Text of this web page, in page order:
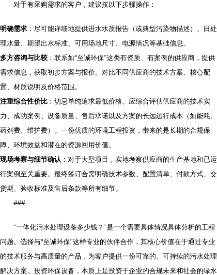
对于有采购需求的客户，建议按以下步骤操作：
明确需求 ：尽可能详细地提供进水水质报告（或典型污染物描述）、日处
理水量、期望出水标准、可用场地尺寸、电源情况等基础信息。
多方咨询与比较 ：联系如“至诚环保”这类有资质、有案例的供应商，提供
需求信息，获取初步方案与报价。对比不同供应商的技术方案、核心配
置、材质说明及价格范围。
注重综合性价比 ：切忌单纯追求最低价格。应综合评估供应商的技术实
力、成功案例、设备质量、售后承诺以及方案的长远运行成本（如能耗、
药剂费、维护费）。一份优质的环境工程投资，带来的是长期的合规保
障、环境效益和潜在的资源回用价值。
现场考察与细节确认 ：对于大型项目，实地考察供应商的生产基地和已运
行案例至关重要。最终签订合需明确技术参数、配置清单、付款方式、交
货期、验收标准及售后条款等所有细节。
###
“一体化污水处理设备多少钱？”是一个需要具体情况具体分析的工程
问题。选择与“至诚环保”这样专业的伙伴合作，其核心价值在于通过专业
的技术服务与高质量的产品，为客户提供一份可靠的、可持续的污水处理
解决方案。投资环保设备，本质上是投资于企业的合规未来和社会的绿水